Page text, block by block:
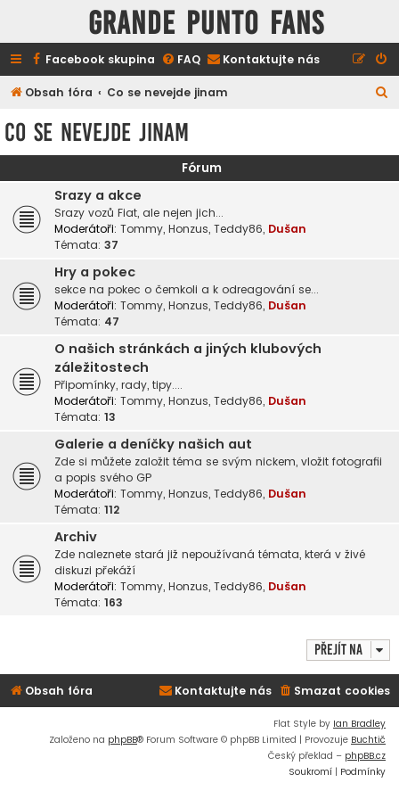
GRANDE PUNTO FANS
Facebook skupina FAQ Kontaktujte nás
Obsah fóra Co se nevejde jinam
a
Co se nevejde jinam
Fórum
Srazy a akce
Srazy vozů Fiat, ale nejen jich...
Moderátoři: Tommy, Honzus, Teddy86, Dušan
Témata: 37
Hry a pokec
sekce na pokec o čemkoli a k odreagování se...
Moderátoři: Tommy, Honzus, Teddy86, Dušan
Témata: 47
O našich stránkách a jiných klubových
záležitostech
Připomínky, rady, tipy....
Moderátoři: Tommy, Honzus, Teddy86, Dušan
Témata: 13
Galerie a deníčky našich aut
Zde si můžete založit téma se svým nickem, vložit fotografii
a popis svého GP
Moderátoři: Tommy, Honzus, Teddy86, Dušan
Témata: 112
Archiv
Zde naleznete stará již nepoužívaná témata, která v živé
diskuzi překáží
Moderátoři: Tommy, Honzus, Teddy86, Dušan
Témata: 163
Přejít na
Obsah fóra Smazat cookies
Kontaktujte nás
Flat Style by Ian Bradley
Založeno na phpBB® Forum Software © phpBB Limited | Provozuje Buchtič
Český překlad – phpBB.cz
Soukromí | Podmínky